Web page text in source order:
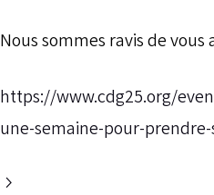
Nous sommes ravis de
https://www.cdg25.org/
une-semaine-pour-